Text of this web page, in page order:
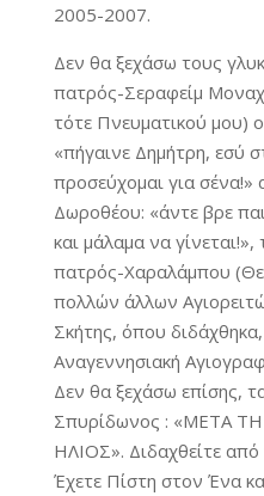
2005-2007.
Δεν θα ξεχάσω τους
πατρός-Σεραφείμ
τότε Πνευματικού μου)
«πήγαινε Δημήτρη, εσύ
προσεύχομαι για σένα!»
Δωροθέου: «άντε βρε
και μάλαμα να
πατρός-Χαραλάμπου
πολλών άλλων
Σκήτης, όπου
Αναγεννησιακή
Δεν θα ξεχάσω επίσης,
Σπυρίδωνος : «ΜΕΤΑ
ΗΛΙΟΣ». Διδαχθείτε από
Έχετε Πίστη στον Ένα